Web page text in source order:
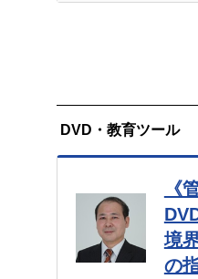
DVD・教育ツール
《
境
の